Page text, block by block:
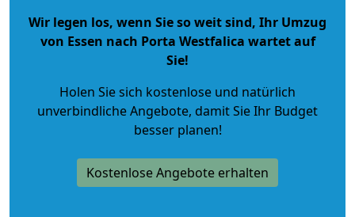
Wir legen los, wenn Sie so weit sind, Ihr Umzug
von Essen nach Porta Westfalica wartet auf
Sie!
Holen Sie sich kostenlose und natürlich
unverbindliche Angebote, damit Sie Ihr Budget
besser planen!
Kostenlose Angebote erhalten